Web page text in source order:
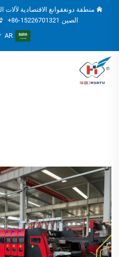
منطقة دونغقوانغ الاقتصادية لآلات
الصين +86-15226701321
AR